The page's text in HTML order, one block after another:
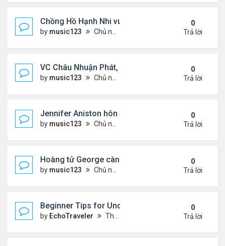
Chồng Hồ Hạnh Nhi vui vẻ ôm người cũ của vợ
by music123 Chủ nhật Tháng 8 02, 2026 6:05 pm
0
Trả lời
VC Châu Nhuận Phát, Lưu Gia Linh viếng vợ cũ ..
by music123 Chủ nhật Tháng 8 02, 2026 6:00 pm
0
Trả lời
Jennifer Aniston hôn đắm đuối bạn trai trên du
by music123 Chủ nhật Tháng 8 02, 2026 5:54 pm
0
Trả lời
Hoàng tử George càng lớn càng điển trai
by music123 Chủ nhật Tháng 8 02, 2026 5:47 pm
0
Trả lời
Beginner Tips for Understanding Diablo 4 Items
by EchoTraveler Thứ 7 Tháng 8 01, 2026 12:25 am
0
Trả lời